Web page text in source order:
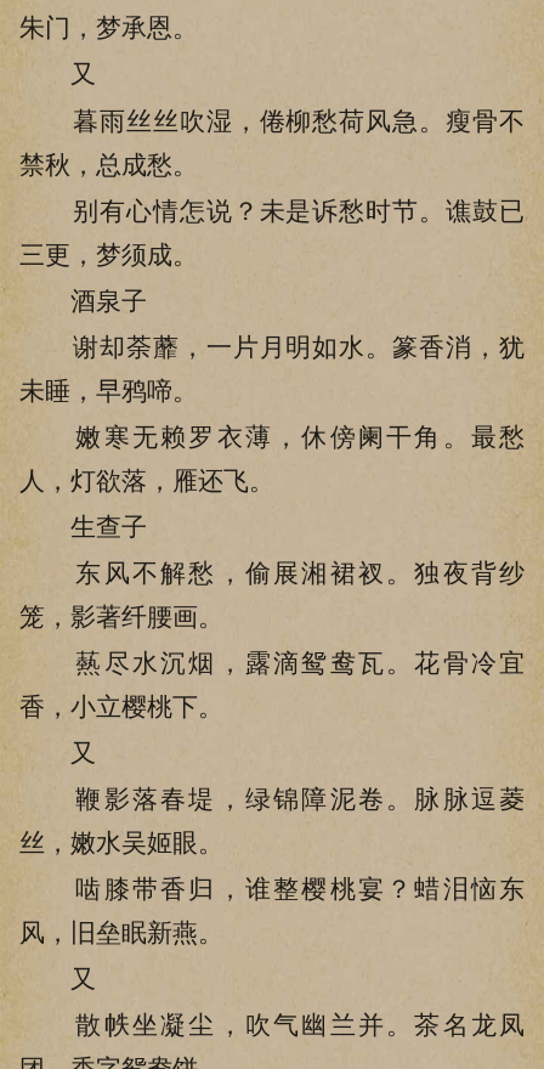
朱门，梦承恩。
又
暮雨丝丝吹湿，倦柳愁荷风急。瘦骨不
禁秋，总成愁。
别有心情怎说？未是诉愁时节。谯鼓已
三更，梦须成。
酒泉子
谢却荼蘼，一片月明如水。篆香消，犹
未睡，早鸦啼。
嫩寒无赖罗衣薄，休傍阑干角。最愁
人，灯欲落，雁还飞。
生查子
东风不解愁，偷展湘裙衩。独夜背纱
笼，影著纤腰画。
爇尽水沉烟，露滴鸳鸯瓦。花骨冷宜
香，小立樱桃下。
又
鞭影落春堤，绿锦障泥卷。脉脉逗菱
丝，嫩水吴姬眼。
啮膝带香归，谁整樱桃宴？蜡泪恼东
风，旧垒眠新燕。
又
散帙坐凝尘，吹气幽兰并。茶名龙凤